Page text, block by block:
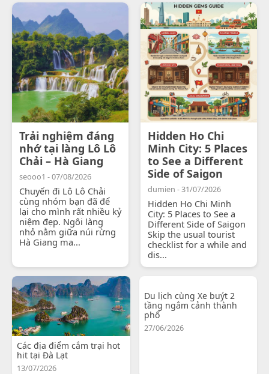
Trải nghiệm đáng
nhớ tại làng Lô Lô
Chải – Hà Giang
seooo1 - 07/08/2026
Chuyến đi Lô Lô Chải
cùng nhóm bạn đã để
lại cho mình rất nhiều kỷ
niệm đẹp. Ngôi làng
nhỏ nằm giữa núi rừng
Hà Giang ma...
Hidden Ho Chi
Minh City: 5 Places
to See a Different
Side of Saigon
dumien - 31/07/2026
Hidden Ho Chi Minh
City: 5 Places to See a
Different Side of Saigon
Skip the usual tourist
checklist for a while and
dis...
Các địa điểm cắm trại hot
hit tại Đà Lạt
13/07/2026
Du lịch cùng Xe buýt 2
tầng ngắm cảnh thành
phố
27/06/2026